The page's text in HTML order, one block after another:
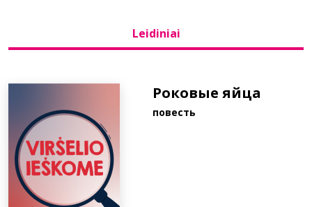
Leidiniai
Роковые яйца
повесть